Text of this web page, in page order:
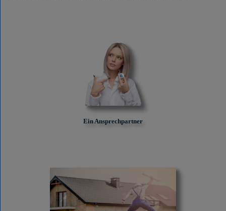
Ein Ansprechpartner